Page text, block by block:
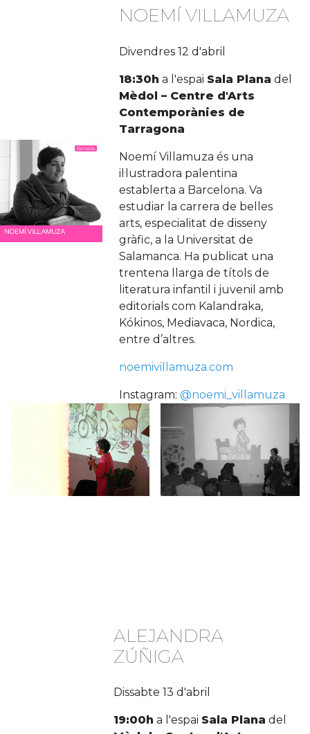
NOEMÍ VILLAMUZA
Divendres 12 d'abril
18:30h a l'espai Sala Plana del
Mèdol – Centre d'Arts
Contemporànies de
Tarragona
Noemí Villamuza és una
il·lustradora palentina
establerta a Barcelona. Va
estudiar la carrera de belles
arts, especialitat de disseny
gràfic, a la Universitat de
Salamanca. Ha publicat una
trentena llarga de títols de
literatura infantil i juvenil amb
editorials com Kalandraka,
Kókinos, Mediavaca, Nordica,
entre d’altres.
noemivillamuza.com
Instagram: @noemi_villamuza
ALEJANDRA
ZÚÑIGA
Dissabte 13 d'abril
19:00h a l'espai Sala Plana del